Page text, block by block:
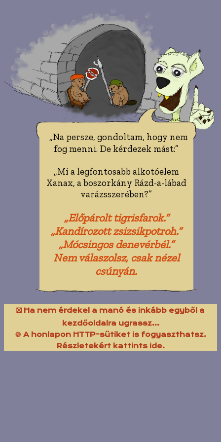
„Na persze, gondoltam, hogy nem
fog menni. De kérdezek mást:”
„Mi a legfontosabb alkotóelem
Xanax, a boszorkány Rázd-a-lábad
varázsszerében?”
„Előpárolt tigrisfarok.”
„Kandírozott zsizsikpotroh.”
„Mócsingos denevérbél.”
Nem válaszolsz, csak nézel
csúnyán.
⛝ Ha nem érdekel a manó és inkább egyből a
kezdőoldalra ugrassz...
🍪 A honlapon HTTP-sütiket is fogyaszthatsz.
Részletekért kattints ide.